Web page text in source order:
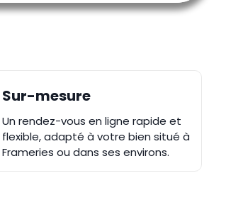
Sur-mesure
Un rendez-vous en ligne rapide et
flexible, adapté à votre bien situé à
Frameries ou dans ses environs.